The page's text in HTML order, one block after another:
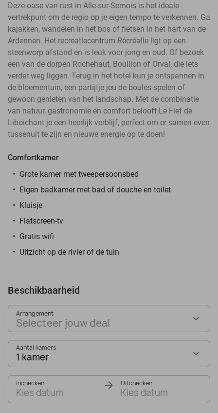
Deze oase van rust in Alle-sur-Semois is het ideale
vertrekpunt om de regio op je eigen tempo te verkennen. Ga
kajakken, wandelen in het bos of fietsen in het hart van de
Ardennen. Het recreatiecentrum Récréalle ligt op een
steenworp afstand en is leuk voor jong en oud. Of bezoek
een van de dorpen Rochehaut, Bouillon of Orval, die iets
verder weg liggen. Terug in het hotel kun je ontspannen in
de bloementuin, een partijtje jeu de boules spelen of
gewoon genieten van het landschap. Met de combinatie
van natuur, gastronomie en comfort belooft Le Fief de
Liboichant je een heerlijk verblijf, perfect om er samen even
tussenuit te zijn en nieuwe energie op te doen!
Comfortkamer
Grote kamer met tweepersoonsbed
Eigen badkamer met bad of douche en toilet
Kluisje
Flatscreen-tv
Gratis wifi
Uitzicht op de rivier of de tuin
Beschikbaarheid
Arrangement
Selecteer jouw deal
Aantal kamers:
1 kamer
Inchecken
Kies datum
Uitchecken
Kies datum